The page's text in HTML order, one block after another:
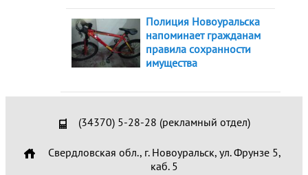
Полиция Новоуральска
напоминает гражданам
правила сохранности
имущества
(34370) 5-28-28 (рекламный отдел)
Свердловская обл., г. Новоуральск, ул. Фрунзе 5,
каб. 5